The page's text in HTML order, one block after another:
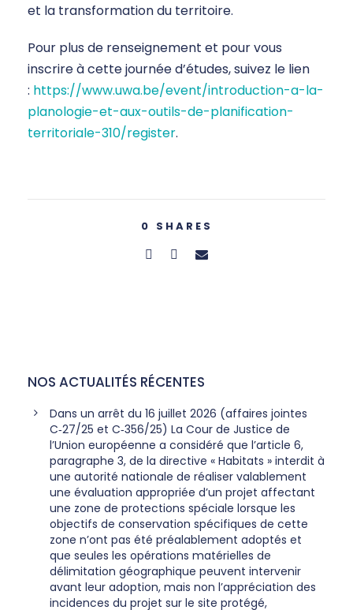
et la transformation du territoire.
Pour plus de renseignement et pour vous
inscrire à cette journée d’études, suivez le lien
: https://www.uwa.be/event/introduction-a-la-
planologie-et-aux-outils-de-planification-
territoriale-310/register.
0 SHARES
NOS ACTUALITÉS RÉCENTES
Dans un arrêt du 16 juillet 2026 (affaires jointes
C‑27/25 et C‑356/25) La Cour de Justice de
l’Union européenne a considéré que l’article 6,
paragraphe 3, de la directive « Habitats » interdit à
une autorité nationale de réaliser valablement
une évaluation appropriée d’un projet affectant
une zone de protections spéciale lorsque les
objectifs de conservation spécifiques de cette
zone n’ont pas été préalablement adoptés et
que seules les opérations matérielles de
délimitation géographique peuvent intervenir
avant leur adoption, mais non l’appréciation des
incidences du projet sur le site protégé,